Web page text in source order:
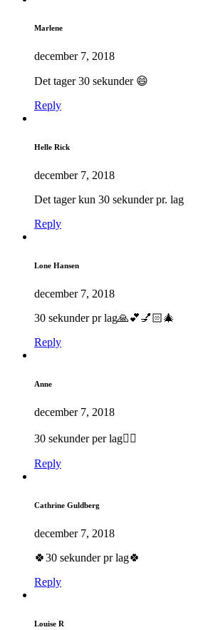
Marlene
december 7, 2018
Det tager 30 sekunder 😄
Reply
Helle Rick
december 7, 2018
Det tager kun 30 sekunder pr. lag
Reply
Lone Hansen
december 7, 2018
30 sekunder pr lag🙏💕💅🏻🎄
Reply
Anne
december 7, 2018
30 sekunder per lag👍🏼
Reply
Cathrine Guldberg
december 7, 2018
🍀30 sekunder pr lag🍀
Reply
Louise R